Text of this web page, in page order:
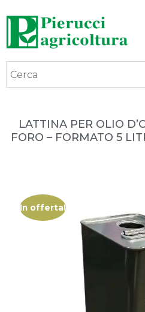
LATTINA PER OLIO
FORO – FORMATO 5
In offerta!